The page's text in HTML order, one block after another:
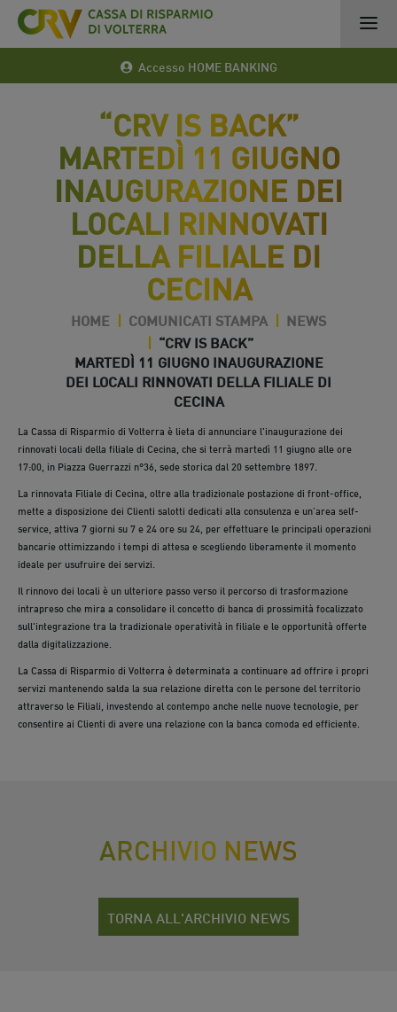
Accesso HOME BANKING
“CRV IS BACK”
MARTEDÌ 11 GIUGNO
INAUGURAZIONE DEI
LOCALI RINNOVATI
DELLA FILIALE DI
CECINA
HOME | COMUNICATI STAMPA | NEWS
| “CRV IS BACK”
MARTEDÌ 11 GIUGNO INAUGURAZIONE
DEI LOCALI RINNOVATI DELLA FILIALE DI
CECINA
La Cassa di Risparmio di Volterra è lieta di annunciare l'inaugurazione dei
rinnovati locali della filiale di Cecina, che si terrà martedì 11 giugno alle ore
17:00, in Piazza Guerrazzi n°36, sede storica dal 20 settembre 1897.
La rinnovata Filiale di Cecina, oltre alla tradizionale postazione di front-office,
mette a disposizione dei Clienti salotti dedicati alla consulenza e un’area self-
service, attiva 7 giorni su 7 e 24 ore su 24, per effettuare le principali operazioni
bancarie ottimizzando i tempi di attesa e scegliendo liberamente il momento
ideale per usufruire dei servizi.
Il rinnovo dei locali è un ulteriore passo verso il percorso di trasformazione
intrapreso che mira a consolidare il concetto di banca di prossimità focalizzato
sull'integrazione tra la tradizionale operatività in filiale e le opportunità offerte
dalla digitalizzazione.
La Cassa di Risparmio di Volterra è determinata a continuare ad offrire i propri
servizi mantenendo salda la sua relazione diretta con le persone del territorio
attraverso le Filiali, investendo al contempo anche nelle nuove tecnologie, per
consentire ai Clienti di avere una relazione con la banca comoda ed efficiente.
ARCHIVIO NEWS
TORNA ALL'ARCHIVIO NEWS